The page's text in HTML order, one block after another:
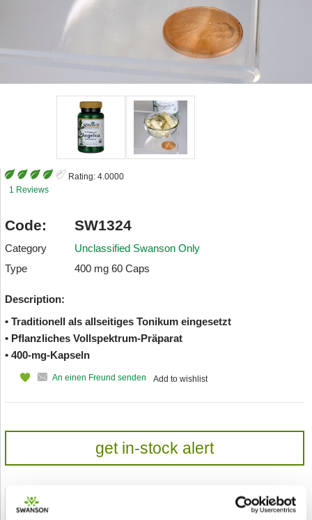
Rating: 4.0000
1 Reviews
Code: SW1324
Category
Unclassified Swanson Only
Type
400 mg 60 Caps
Description:
• Traditionell als allseitiges Tonikum eingesetzt
• Pflanzliches Vollspektrum-Präparat
• 400-mg-Kapseln
Add to wishlist
An einen Freund senden
get in-stock alert
Shipped From European Union by DHL Express